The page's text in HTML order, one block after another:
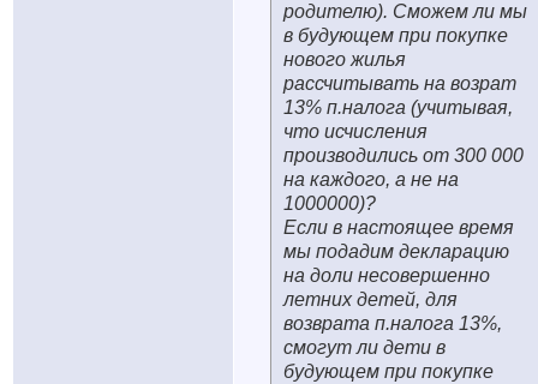
родителю). Сможем ли мы
в будующем при покупке
нового жилья
рассчитывать на возрат
13% п.налога (учитывая,
что исчисления
производились от 300 000
на каждого, а не на
1000000)?
Если в настоящее время
мы подадим декларацию
на доли несовершенно
летних детей, для
возврата п.налога 13%,
смогут ли дети в
будующем при покупке